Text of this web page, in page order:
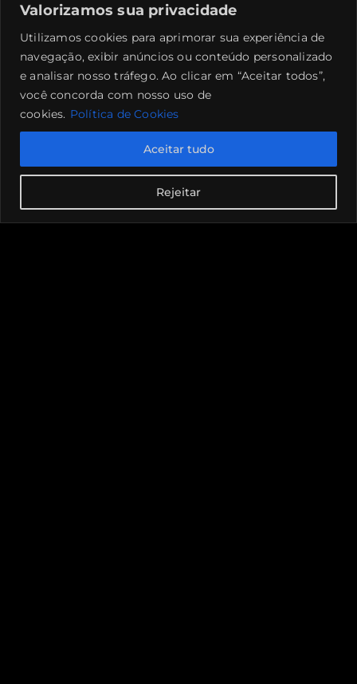
Valorizamos sua privacidade
Utilizamos cookies para aprimorar sua experiência de
navegação, exibir anúncios ou conteúdo personalizado
e analisar nosso tráfego. Ao clicar em “Aceitar todos”,
você concorda com nosso uso de
cookies. Política de Cookies
Rejeitar
Aceitar tudo